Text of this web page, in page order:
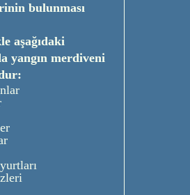
bulunması
aşağıdaki
yangın merdiveni